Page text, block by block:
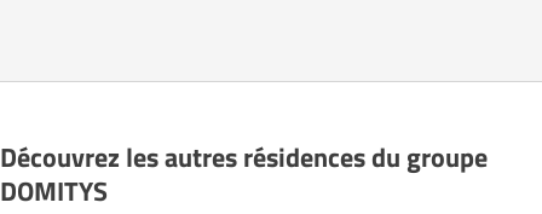
Découvrez les autres résidences du groupe
DOMITYS